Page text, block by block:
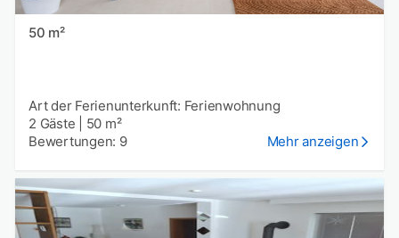
50 m²
Art der Ferienunterkunft: Ferienwohnung
2 Gäste
50 m²
Bewertungen: 9
Mehr anzeigen